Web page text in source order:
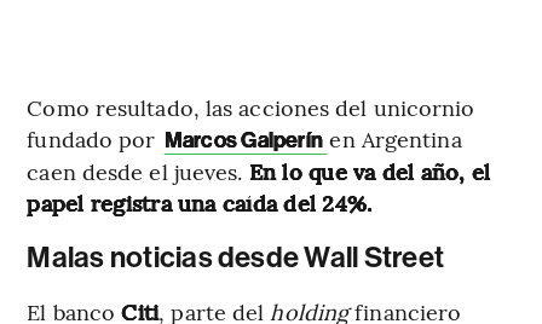
Como resultado, las acciones del unicornio
fundado por Marcos Galperín en Argentina
caen desde el jueves. En lo que va del año, el
papel registra una caída del 24%.
Malas noticias desde Wall Street
El bancoCiti, parte delholdingfinanciero